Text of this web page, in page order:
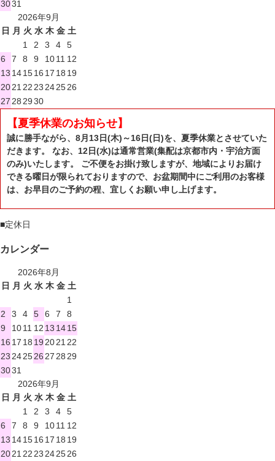
3031
2026年9月
日 月 火 水 木 金 土
1
2 3 4
5
6
7 8 9 1011 12
13 141516 17 18 19
20212223242526
27282930
【夏季休業のお知らせ】
誠に勝手ながら、8月13日(木)～16日(日)を、夏季休業とさせていた
だきます。 なお、12日(水)は通常営業(集配は京都市内・宇治方面
のみ)いたします。 ご不便をお掛け致しますが、地域によりお届け
できる曜日が限られておりますので、お盆期間中にご利用のお客様
は、お早目のご予約の程、宜しくお願い申し上げます。
■定休日
カレンダー
2026年8月
日
月 火 水 木 金 土
1
2
3 4 5 6 7
8
9
1011 12 13 1415
16 17 18 19 2021 22
23 242526 27 28 29
3031
2026年9月
日
月 火 水 木 金 土
1
2 3 4
5
6
7 8 9 1011 12
13 141516 17 18 19
2021 22 23 242526